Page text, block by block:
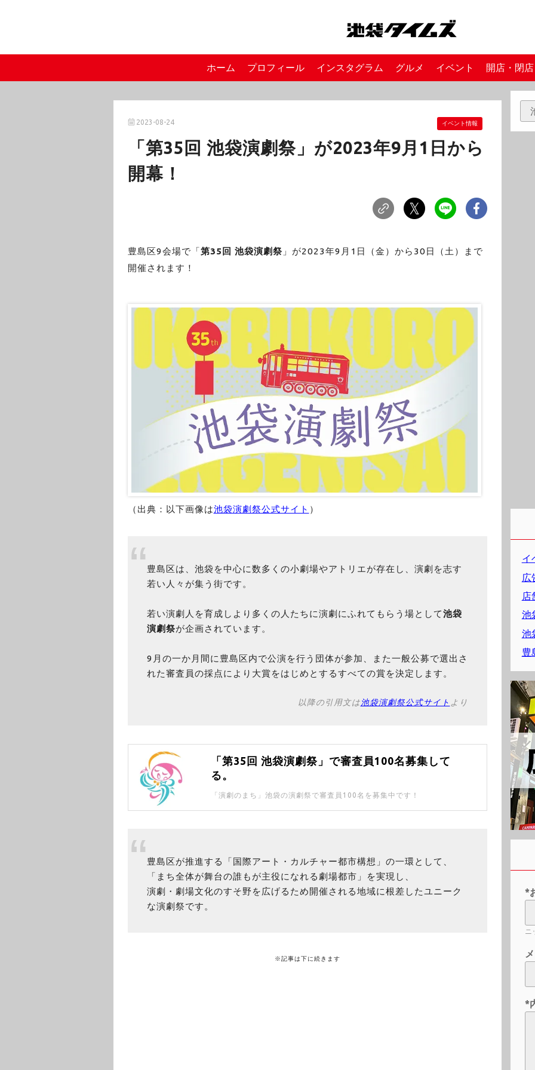
ホーム プロフィール インスタグラム グルメ イベント 開店・閉店
2023-08-24 イベント情報
「第35回 池袋演劇祭」が2023年9月1日から
開幕！
豊島区9会場で「第35回 池袋演劇祭 」が2023年9月1日（金）から30日（土）まで
開催されます！
（出典：以下画像は池袋演劇祭公式サイト ）
豊島区は、池袋を中心に数多くの小劇場やアトリエが存在し、演劇を志す
若い人々が集う街です。
若い演劇人を育成しより多くの人たちに演劇にふれてもらう場として池袋
演劇祭が企画されています。
9月の一か月間に豊島区内で公演を行う団体が参加、また一般公募で選出さ
れた審査員の採点により大賞をはじめとするすべての賞を決定します。
以降の引用文は池袋演劇祭公式サイト より
「第35回 池袋演劇祭」で審査員100名募集して
る。
「演劇のまち」池袋の演劇祭で審査員100名を募集中です！
豊島区が推進する「国際アート・カルチャー都市構想」の一環として、
「まち全体が舞台の誰もが主役になれる劇場都市」を実現し、
演劇・劇場文化のすそ野を広げるため開催される地域に根差したユニーク
な演劇祭です。
※記事は下に続きます
イ
広
店
池
池
豊
*
ニ
*